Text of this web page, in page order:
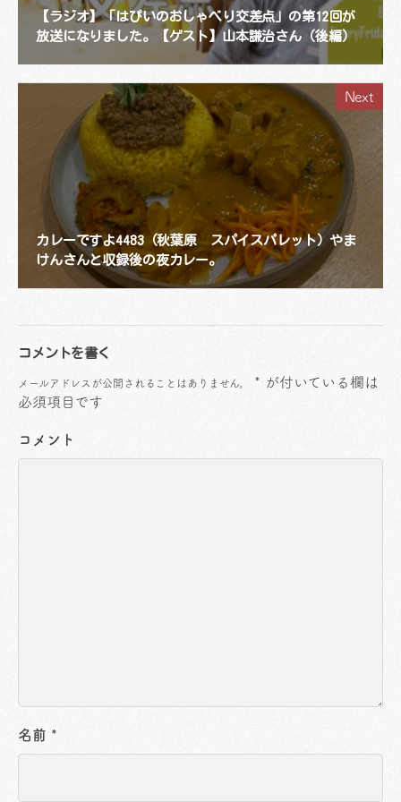
【ラジオ】「はぴいのおしゃべり交差点」の第12回が
放送になりました。【ゲスト】山本謙治さん（後編）
Next
カレーですよ4483（秋葉原 スパイスパレット）やま
けんさんと収録後の夜カレー。
コメントを書く
メールアドレスが公開されることはありません。 * が付いている欄は
必須項目です
コメント
名前 *